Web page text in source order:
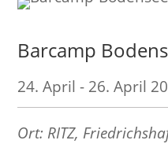
Barcamp
24. April - 26. April
Ort: RITZ,